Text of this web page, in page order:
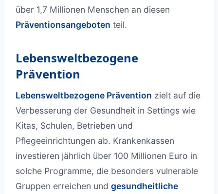
über 1,7 Millionen Menschen an diesen
Präventionsangeboten teil.
Lebensweltbezogene
Prävention
Lebensweltbezogene Prävention zielt auf die
Verbesserung der Gesundheit in Settings wie
Kitas, Schulen, Betrieben und
Pflegeeinrichtungen ab. Krankenkassen
investieren jährlich über 100 Millionen Euro in
solche Programme, die besonders vulnerable
Gruppen erreichen und gesundheitliche